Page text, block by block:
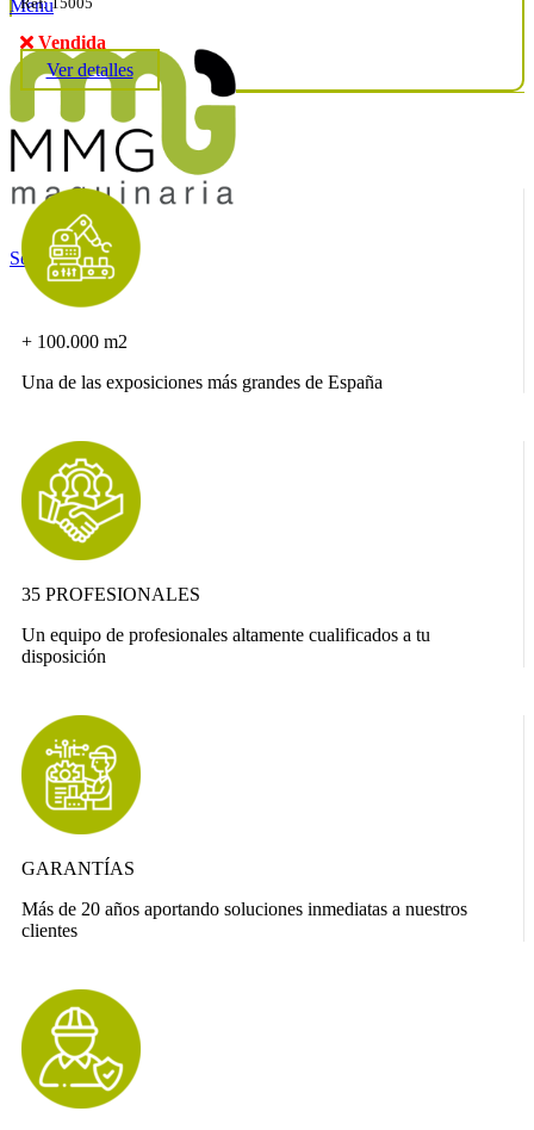
Menu
Search
Vendida
Ver detalles
+ 100.000 m2
Una de las exposiciones más grandes de España
35 PROFESIONALES
Un equipo de profesionales altamente cualificados a tu
disposición
GARANTÍAS
Más de 20 años aportando soluciones inmediatas a nuestros
clientes